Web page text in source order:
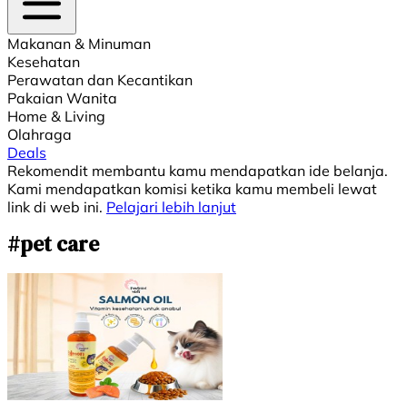
Makanan & Minuman
Kesehatan
Perawatan dan Kecantikan
Pakaian Wanita
Home & Living
Olahraga
Deals
Rekomendit membantu kamu mendapatkan ide belanja.
Kami mendapatkan komisi ketika kamu membeli lewat
link di web ini. Pelajari lebih lanjut
#pet care